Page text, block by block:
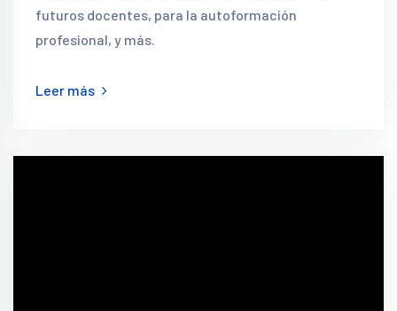
futuros docentes, para la autoformación
profesional, y más.
Leer más